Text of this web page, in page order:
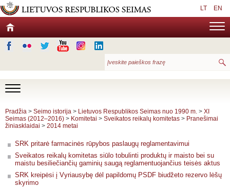
LT EN
Pradžia > Seimo istorija > Lietuvos Respublikos Seimas nuo 1990 m. > XI
Seimas (2012–2016) > Komitetai > Sveikatos reikalų komitetas > Pranešimai
žiniasklaidai > 2014 metai
SRK pritarė farmacinės rūpybos paslaugų reglamentavimui
Sveikatos reikalų komitetas siūlo tobulinti produktų ir maisto bei su
maistu besiliečiančių gaminių saugą reglamentuojančius teisės aktus
SRK kreipėsi į Vyriausybę dėl papildomų PSDF biudžeto rezervo lėšų
skyrimo